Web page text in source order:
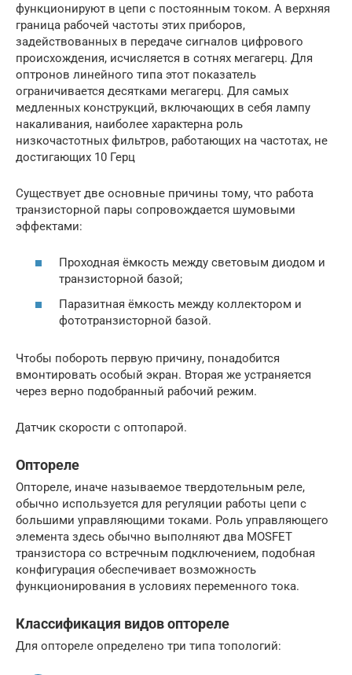
функционируют в цепи с постоянным током. А верхняя
граница рабочей частоты этих приборов,
задействованных в передаче сигналов цифрового
происхождения, исчисляется в сотнях мегагерц. Для
оптронов линейного типа этот показатель
ограничивается десятками мегагерц. Для самых
медленных конструкций, включающих в себя лампу
накаливания, наиболее характерна роль
низкочастотных фильтров, работающих на частотах, не
достигающих 10 Герц
Существует две основные причины тому, что работа
транзисторной пары сопровождается шумовыми
эффектами:
Проходная ёмкость между световым диодом и
транзисторной базой;
Паразитная ёмкость между коллектором и
фототранзисторной базой.
Чтобы побороть первую причину, понадобится
вмонтировать особый экран. Вторая же устраняется
через верно подобранный рабочий режим.
Датчик скорости с оптопарой.
Оптореле
Оптореле, иначе называемое твердотельным реле,
обычно используется для регуляции работы цепи с
большими управляющими токами. Роль управляющего
элемента здесь обычно выполняют два MOSFET
транзистора со встречным подключением, подобная
конфигурация обеспечивает возможность
функционирования в условиях переменного тока.
Классификация видов оптореле
Для оптореле определено три типа топологий: